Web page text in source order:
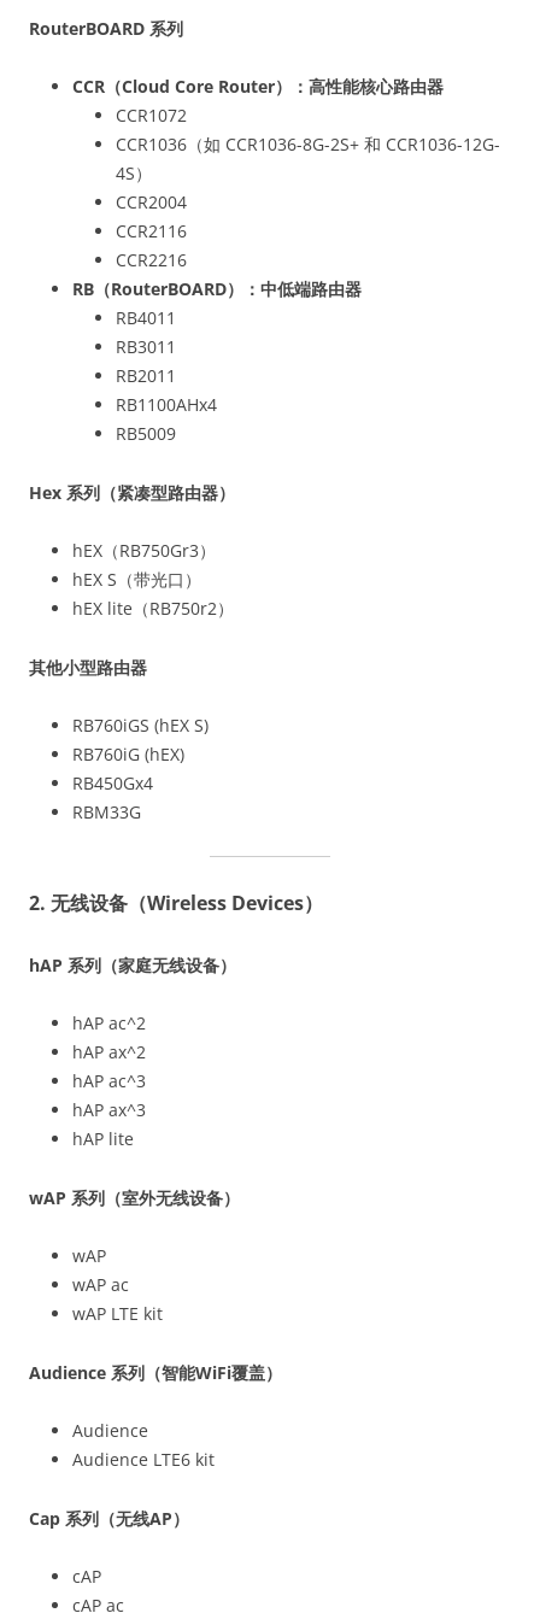
RouterBOARD 系列
CCR（Cloud Core Router）：高性能核心路由器
CCR1072
CCR1036（如 CCR1036-8G-2S+ 和 CCR1036-12G-
4S）
CCR2004
CCR2116
CCR2216
RB（RouterBOARD）：中低端路由器
RB4011
RB3011
RB2011
RB1100AHx4
RB5009
Hex 系列（紧凑型路由器）
hEX（RB750Gr3）
hEX S（带光口）
hEX lite（RB750r2）
其他小型路由器
RB760iGS (hEX S)
RB760iG (hEX)
RB450Gx4
RBM33G
2. 无线设备（Wireless Devices）
hAP 系列（家庭无线设备）
hAP ac^2
hAP ax^2
hAP ac^3
hAP ax^3
hAP lite
wAP 系列（室外无线设备）
wAP
wAP ac
wAP LTE kit
Audience 系列（智能WiFi覆盖）
Audience
Audience LTE6 kit
Cap 系列（无线AP）
cAP
cAP ac